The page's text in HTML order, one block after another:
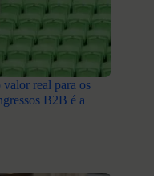
valor real para os
B2B é a